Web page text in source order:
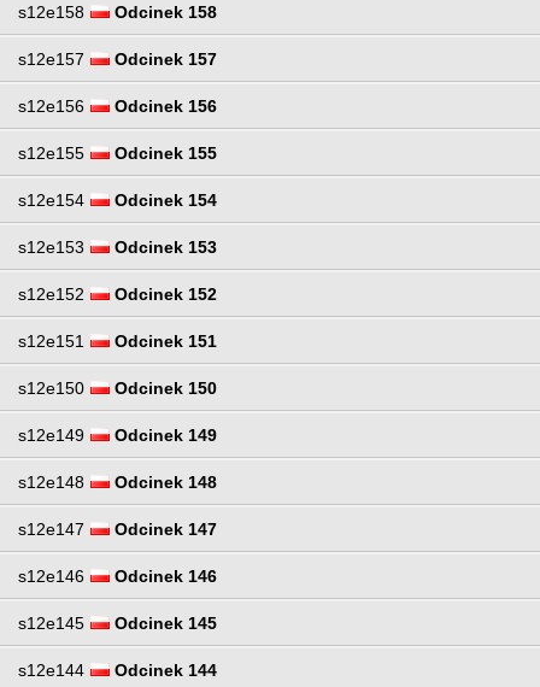
s12e158 Odcinek 158
s12e157 Odcinek 157
s12e156 Odcinek 156
s12e155 Odcinek 155
s12e154 Odcinek 154
s12e153 Odcinek 153
s12e152 Odcinek 152
s12e151 Odcinek 151
s12e150 Odcinek 150
s12e149 Odcinek 149
s12e148 Odcinek 148
s12e147 Odcinek 147
s12e146 Odcinek 146
s12e145 Odcinek 145
s12e144 Odcinek 144